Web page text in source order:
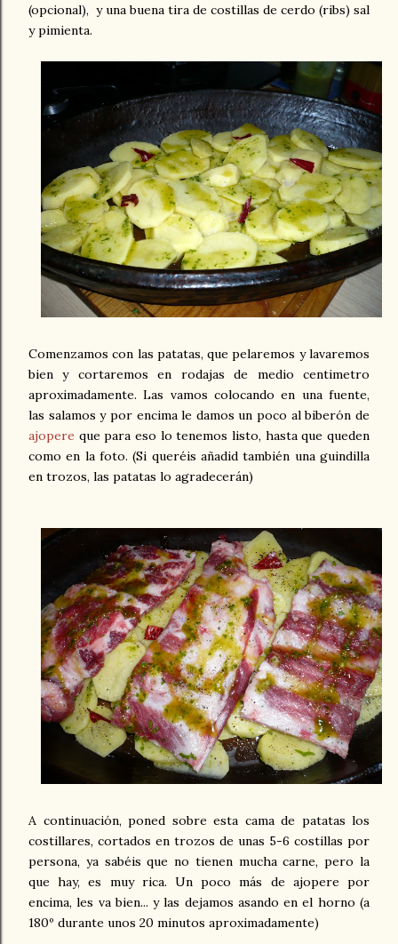
(opcional), y una buena tira de costillas de cerdo (ribs) sal
y pimienta.
Comenzamos con las patatas, que pelaremos y lavaremos
bien y cortaremos en rodajas de medio centimetro
aproximadamente. Las vamos colocando en una fuente,
las salamos y por encima le damos un poco al biberón de
ajopere que para eso lo tenemos listo, hasta que queden
como en la foto. (Si queréis añadid también una guindilla
en trozos, las patatas lo agradecerán)
A continuación, poned sobre esta cama de patatas los
costillares, cortados en trozos de unas 5-6 costillas por
persona, ya sabéis que no tienen mucha carne, pero la
que hay, es muy rica. Un poco más de ajopere por
encima, les va bien... y las dejamos asando en el horno (a
180º durante unos 20 minutos aproximadamente)